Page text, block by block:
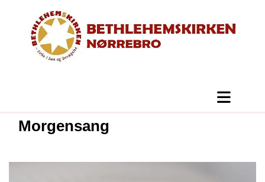
Morgensang